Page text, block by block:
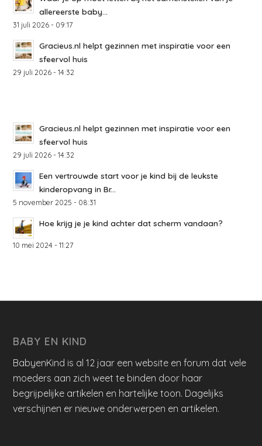
allereerste baby...
31 juli 2026 - 09:17
Gracieus.nl helpt gezinnen met inspiratie voor een
sfeervol huis
29 juli 2026 - 14:32
Gracieus.nl helpt gezinnen met inspiratie voor een
sfeervol huis
29 juli 2026 - 14:32
Een vertrouwde start voor je kind bij de leukste
kinderopvang in Br...
5 november 2025 - 08:31
Hoe krijg je je kind achter dat scherm vandaan?
10 mei 2024 - 11:27
BABY EN KIND
BabyenKind is al 12 jaar een website en forum dat vele
moeders aan zich weet te binden door haar
begrijpelijke artikelen en hartelijke toon. Dagelijks
verschijnen er nieuwe onderwerpen en artikelen.